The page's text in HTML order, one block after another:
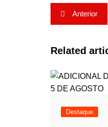
de
Post
Anterior
Related
Destaque